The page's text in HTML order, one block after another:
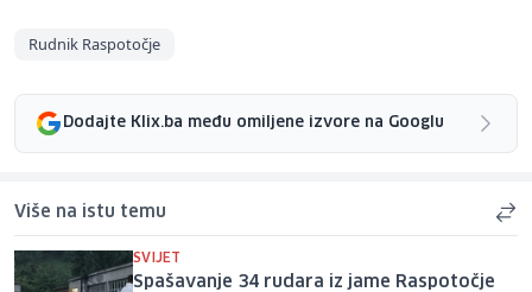
Rudnik Raspotočje
Dodajte Klix.ba među omiljene izvore na Googlu
Više na istu temu
SVIJET
Spašavanje 34 rudara iz jame Raspotočje